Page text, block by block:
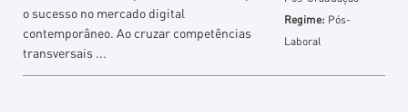
o sucesso no mercado digital
contemporâneo. Ao cruzar competências
transversais ...
Regime: Pós-
Laboral